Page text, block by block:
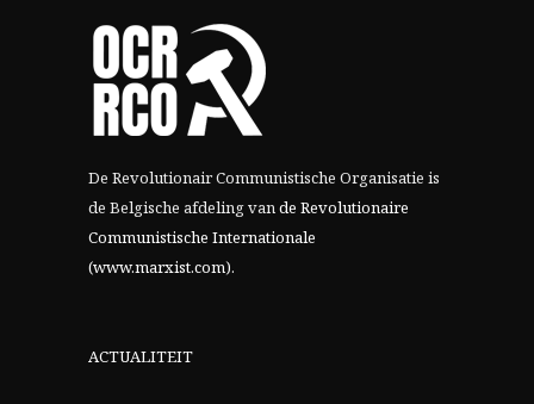
De Revolutionair Communistische Organisatie is
de Belgische afdeling vande Revolutionaire
Communistische Internationale
(www.marxist.com).
ACTUALITEIT